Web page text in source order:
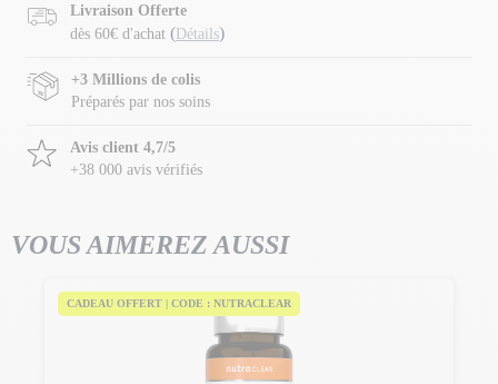
Livraison Offerte
dès 60€ d'achat ( Détails)
+3 Millions de colis
Préparés par nos soins
Avis client 4,7/5
+38 000 avis vérifiés
VOUS AIMEREZ AUSSI
CADEAU OFFERT | CODE : NUTRACLEAR